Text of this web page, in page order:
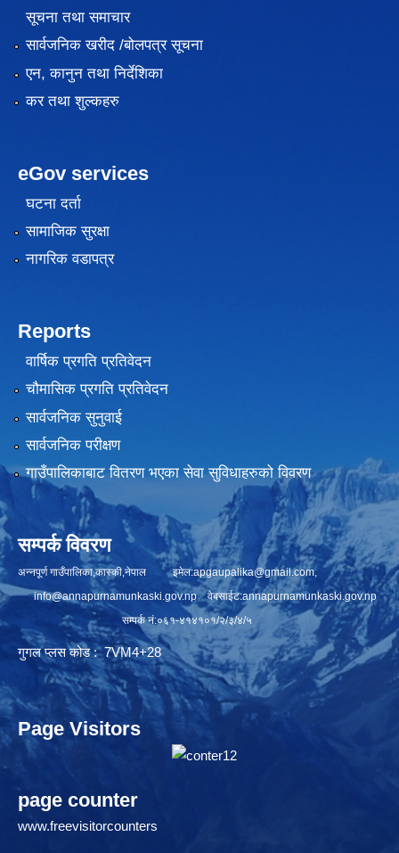
सूचना तथा समाचार
सार्वजनिक खरीद /बोलपत्र सूचना
एन, कानुन तथा निर्देशिका
कर तथा शुल्कहरु
eGov services
घटना दर्ता
सामाजिक सुरक्षा
नागरिक वडापत्र
Reports
वार्षिक प्रगति प्रतिवेदन
चौमासिक प्रगति प्रतिवेदन
सार्वजनिक सुनुवाई
सार्वजनिक परीक्षण
गाउँपालिकाबाट वितरण भएका सेवा सुविधाहरुको विवरण
सम्पर्क विवरण
अन्नपूर्ण गाउँपालिका,कास्की,नेपाल इमेल:apgaupalika@gmail.com,
info@annapurnamunkaski.gov.npवेबसाईट:annapurnamunkaski.gov.np
सम्पर्क नं:०६१-४१४१०१/२/३/४/५
गुगल प्लस कोड : 7VM4+28
Page Visitors
page counter
www.freevisitorcounters